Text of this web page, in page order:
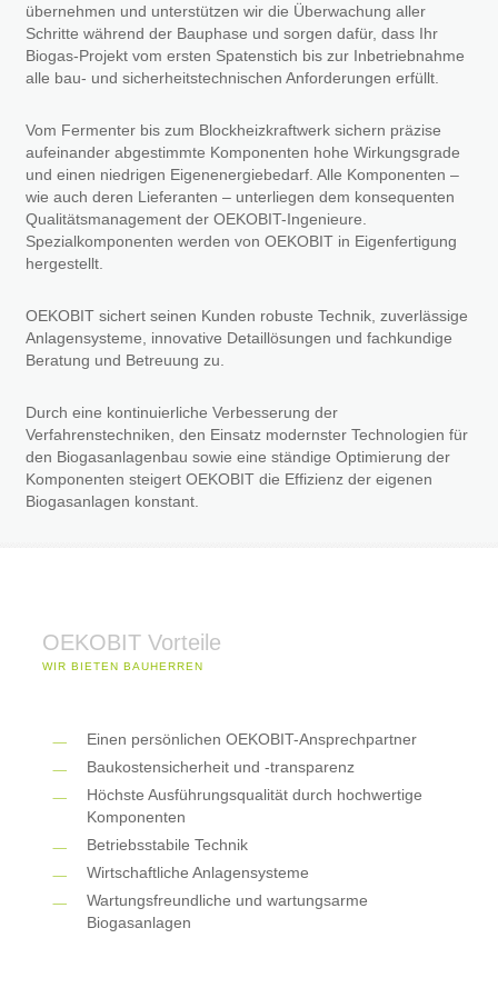
übernehmen und unterstützen wir die Überwachung aller
Schritte während der Bauphase und sorgen dafür, dass Ihr
Biogas-Projekt vom ersten Spatenstich bis zur Inbetriebnahme
alle bau- und sicherheitstechnischen Anforderungen erfüllt.
Vom Fermenter bis zum Blockheizkraftwerk sichern präzise
aufeinander abgestimmte Komponenten hohe Wirkungsgrade
und einen niedrigen Eigenenergiebedarf. Alle Komponenten –
wie auch deren Lieferanten – unterliegen dem konsequenten
Qualitätsmanagement der OEKOBIT-Ingenieure.
Spezialkomponenten werden von OEKOBIT in Eigenfertigung
hergestellt.
OEKOBIT sichert seinen Kunden robuste Technik, zuverlässige
Anlagensysteme, innovative Detaillösungen und fachkundige
Beratung und Betreuung zu.
Durch eine kontinuierliche Verbesserung der
Verfahrenstechniken, den Einsatz modernster Technologien für
den Biogasanlagenbau sowie eine ständige Optimierung der
Komponenten steigert OEKOBIT die Effizienz der eigenen
Biogasanlagen konstant.
OEKOBIT Vorteile
WIR BIETEN BAUHERREN
Einen persönlichen OEKOBIT-Ansprechpartner
Baukostensicherheit und -transparenz
Höchste Ausführungsqualität durch hochwertige
Komponenten
Betriebsstabile Technik
Wirtschaftliche Anlagensysteme
Wartungsfreundliche und wartungsarme
Biogasanlagen